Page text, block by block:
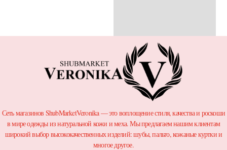
Сеть магазинов ShubMarketVeronika — это воплощение стиля, качества и роскоши
в мире одежды из натуральной кожи и меха. Мы предлагаем нашим клиентам
широкий выбор высококачественных изделий: шубы, пальто, кожаные куртки и
многое другое.